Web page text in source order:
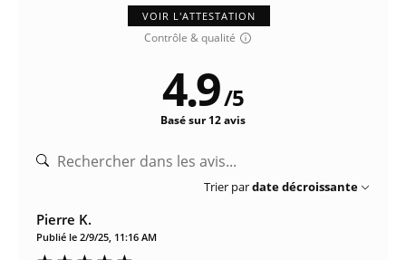
VOIR L'ATTESTATION
Contrôle & qualité
4.9/5
Basé sur 12 avis
Trier pardate décroissante
Pierre K.
Publié le 2/9/25, 11:16 AM